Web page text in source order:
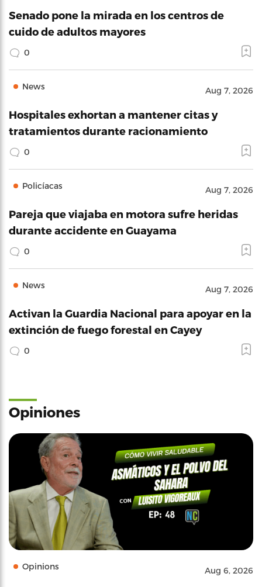
Senado pone la mirada en los centros de
cuido de adultos mayores
0
News Aug 7, 2026
Hospitales exhortan a mantener citas y
tratamientos durante racionamiento
0
Policíacas Aug 7, 2026
Pareja que viajaba en motora sufre heridas
durante accidente en Guayama
0
News Aug 7, 2026
Activan la Guardia Nacional para apoyar en la
extinción de fuego forestal en Cayey
0
Opiniones
Opinions Aug 6, 2026